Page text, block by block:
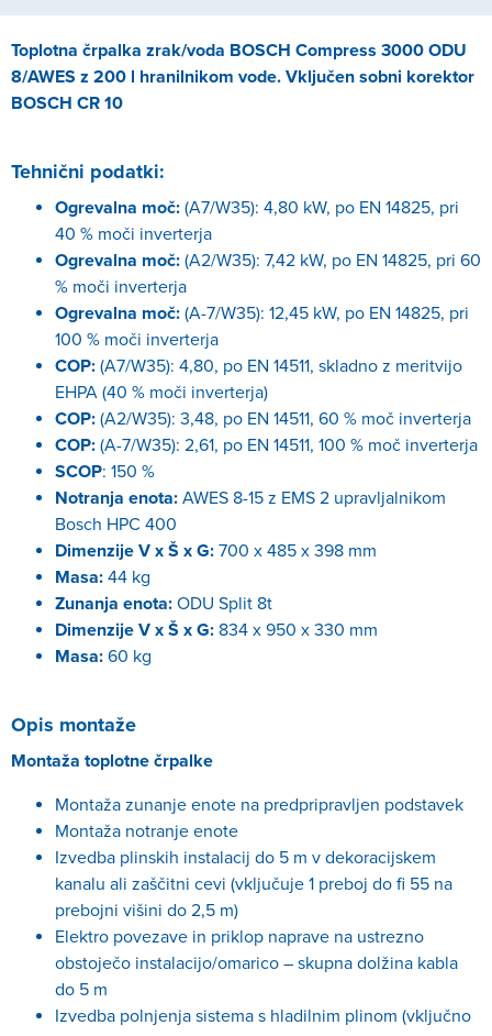
Toplotna črpalka zrak/voda BOSCH Compress 3000 ODU
8/AWES z 200 l hranilnikom vode. Vključen sobni korektor
BOSCH CR 10
Tehnični podatki:
Ogrevalna moč: (A7/W35): 4,80 kW, po EN 14825, pri
40 % moči inverterja
Ogrevalna moč: (A2/W35): 7,42 kW, po EN 14825, pri 60
% moči inverterja
Ogrevalna moč: (A-7/W35): 12,45 kW, po EN 14825, pri
100 % moči inverterja
COP: (A7/W35): 4,80, po EN 14511, skladno z meritvijo
EHPA (40 % moči inverterja)
COP: (A2/W35): 3,48, po EN 14511, 60 % moč inverterja
COP: (A-7/W35): 2,61, po EN 14511, 100 % moč inverterja
SCOP: 150 %
Notranja enota: AWES 8-15 z EMS 2 upravljalnikom
Bosch HPC 400
Dimenzije V x Š x G: 700 x 485 x 398 mm
Masa: 44 kg
Zunanja enota: ODU Split 8t
Dimenzije V x Š x G: 834 x 950 x 330 mm
Masa: 60 kg
Opis montaže
Montaža toplotne črpalke
Montaža zunanje enote na predpripravljen podstavek
Montaža notranje enote
Izvedba plinskih instalacij do 5 m v dekoracijskem
kanalu ali zaščitni cevi (vključuje 1 preboj do fi 55 na
prebojni višini do 2,5 m)
Elektro povezave in priklop naprave na ustrezno
obstoječo instalacijo/omarico – skupna dolžina kabla
do 5 m
Izvedba polnjenja sistema s hladilnim plinom (vključno